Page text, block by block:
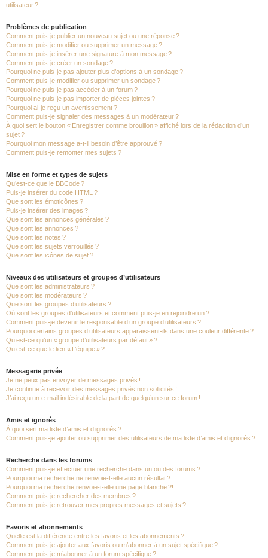
utilisateur ?
Problèmes de publication
Comment puis-je publier un nouveau sujet ou une réponse ?
Comment puis-je modifier ou supprimer un message ?
Comment puis-je insérer une signature à mon message ?
Comment puis-je créer un sondage ?
Pourquoi ne puis-je pas ajouter plus d’options à un sondage ?
Comment puis-je modifier ou supprimer un sondage ?
Pourquoi ne puis-je pas accéder à un forum ?
Pourquoi ne puis-je pas importer de pièces jointes ?
Pourquoi ai-je reçu un avertissement ?
Comment puis-je signaler des messages à un modérateur ?
À quoi sert le bouton « Enregistrer comme brouillon » affiché lors de la rédaction d’un
sujet ?
Pourquoi mon message a-t-il besoin d’être approuvé ?
Comment puis-je remonter mes sujets ?
Mise en forme et types de sujets
Qu’est-ce que le BBCode ?
Puis-je insérer du code HTML ?
Que sont les émoticônes ?
Puis-je insérer des images ?
Que sont les annonces générales ?
Que sont les annonces ?
Que sont les notes ?
Que sont les sujets verrouillés ?
Que sont les icônes de sujet ?
Niveaux des utilisateurs et groupes d’utilisateurs
Que sont les administrateurs ?
Que sont les modérateurs ?
Que sont les groupes d’utilisateurs ?
Où sont les groupes d’utilisateurs et comment puis-je en rejoindre un ?
Comment puis-je devenir le responsable d’un groupe d’utilisateurs ?
Pourquoi certains groupes d’utilisateurs apparaissent-ils dans une couleur différente ?
Qu’est-ce qu’un « groupe d’utilisateurs par défaut » ?
Qu’est-ce que le lien « L’équipe » ?
Messagerie privée
Je ne peux pas envoyer de messages privés !
Je continue à recevoir des messages privés non sollicités !
J’ai reçu un e-mail indésirable de la part de quelqu’un sur ce forum !
Amis et ignorés
À quoi sert ma liste d’amis et d’ignorés ?
Comment puis-je ajouter ou supprimer des utilisateurs de ma liste d’amis et d’ignorés ?
Recherche dans les forums
Comment puis-je effectuer une recherche dans un ou des forums ?
Pourquoi ma recherche ne renvoie-t-elle aucun résultat ?
Pourquoi ma recherche renvoie-t-elle une page blanche ?!
Comment puis-je rechercher des membres ?
Comment puis-je retrouver mes propres messages et sujets ?
Favoris et abonnements
Quelle est la différence entre les favoris et les abonnements ?
Comment puis-je ajouter aux favoris ou m’abonner à un sujet spécifique ?
Comment puis-je m’abonner à un forum spécifique ?